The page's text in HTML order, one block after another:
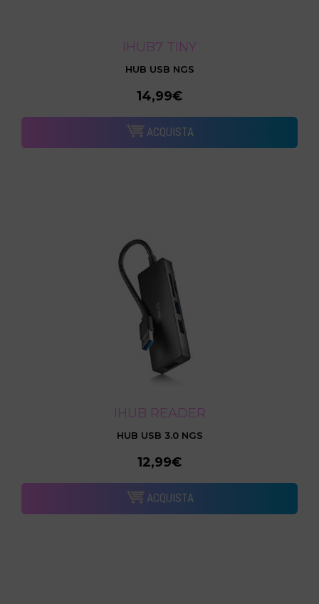
IHUB7 TINY
HUB USB NGS
14,99€
ACQUISTA
IHUB READER
HUB USB 3.0 NGS
12,99€
ACQUISTA